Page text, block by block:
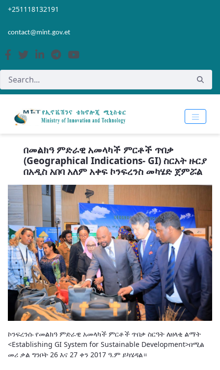
Skip to Main Content
Open Accessibility Menu
+251118132191
contact@mint.gov.et
በመልክዓ ምድራዊ አመላካች ምርቶች ጥበቃ
(Geographical Indications- GI) ስርአት ዙርያ
በአዲስ አበባ አለም አቀፍ ኮንፍረንስ መካሄድ ጀምሯል
ኮንፍረንሱ የመልክዓ ምድራዊ አመላካች ምርቶች ጥበቃ ስርዓት ለዘላቂ ልማት
<Establishing GI System for Sustainable Development>በሚል
መሪ ቃል ግንቦት 26 እና 27 ቀን 2017 ዓ.ም ይካሄዳል።